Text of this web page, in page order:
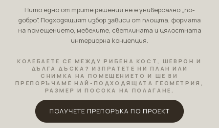
Нито едно от трите решения не е универсално „по-
добро". Подходящият избор зависи от площта, формата
на помещението, мебелите, светлината и цялостната
интериорна концепция.
КОЛЕБАЕТЕ СЕ МЕЖДУ РИБЕНА КОСТ, ШЕВРОН И
ДЪЛГА ДЪСКА? ИЗПРАТЕТЕ НИ ПЛАН ИЛИ
СНИМКА НА ПОМЕЩЕНИЕТО И ЩЕ ВИ
ПРЕПОРЪЧАМЕ НАЙ-ПОДХОДЯЩАТА ГЕОМЕТРИЯ,
РАЗМЕР И ПОСОКА НА ПОЛАГАНЕ.
ПОЛУЧЕТЕ ПРЕПОРЪКА ПО ПРОЕКТ